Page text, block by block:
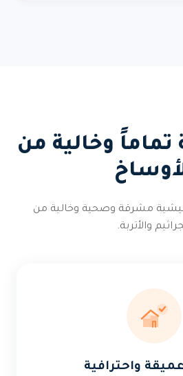
وخالية من
مشرقة وصحية وخالية من
والأتربة.
واحترافية